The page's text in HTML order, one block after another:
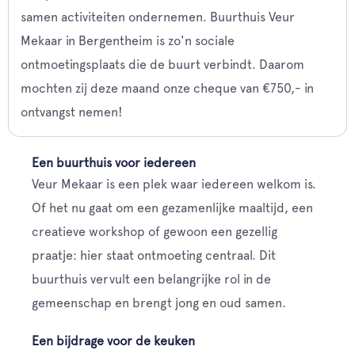
samen activiteiten ondernemen. Buurthuis Veur
Mekaar in Bergentheim is zo'n sociale
ontmoetingsplaats die de buurt verbindt. Daarom
mochten zij deze maand onze cheque van €750,- in
ontvangst nemen!
Een buurthuis voor iedereen
Veur Mekaar is een plek waar iedereen welkom is.
Of het nu gaat om een gezamenlijke maaltijd, een
creatieve workshop of gewoon een gezellig
praatje: hier staat ontmoeting centraal. Dit
buurthuis vervult een belangrijke rol in de
gemeenschap en brengt jong en oud samen.
Een bijdrage voor de keuken